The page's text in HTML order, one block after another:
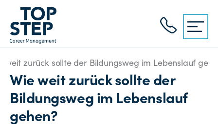
weit zurück sollte der Bildungsweg im Lebenslauf
Wie weit zurück sollte der
Bildungsweg im Lebenslauf
gehen?